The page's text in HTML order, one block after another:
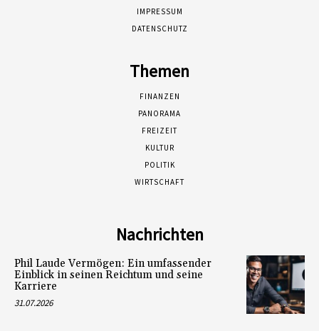
IMPRESSUM
DATENSCHUTZ
Themen
FINANZEN
PANORAMA
FREIZEIT
KULTUR
POLITIK
WIRTSCHAFT
Nachrichten
Phil Laude Vermögen: Ein umfassender
Einblick in seinen Reichtum und seine
Karriere
31.07.2026